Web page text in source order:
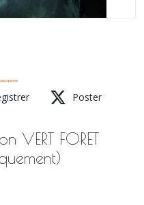
Poster
VERT FORET